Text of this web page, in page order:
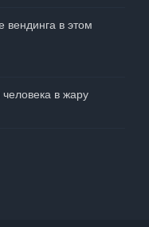
вендинга в этом
в жару